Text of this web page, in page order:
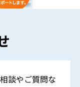
談やご質問な